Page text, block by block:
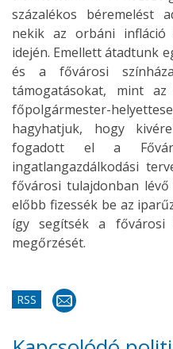
százalékos béremelést
nekik az orbáni infláció
idején. Emellett átadtunk
és a fővárosi
támogatásokat, mint
főpolgármester-
hagyhatjuk, hogy
fogadott el a
ingatlangazdálkodási
fővárosi tulajdonban
előbb fizessék be az
így segítsék a fővárosi
megőrzését.
RSS